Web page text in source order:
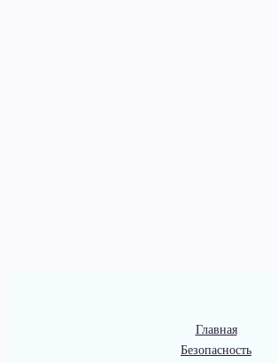
Главная
Безопасность